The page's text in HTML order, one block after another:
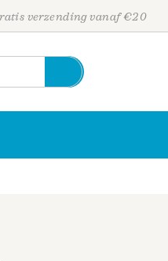
verzending vanaf €20
Personen